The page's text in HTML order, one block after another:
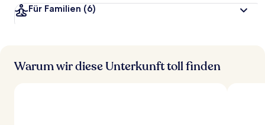
Für Familien (6)
Warum wir diese Unterkunft toll finden